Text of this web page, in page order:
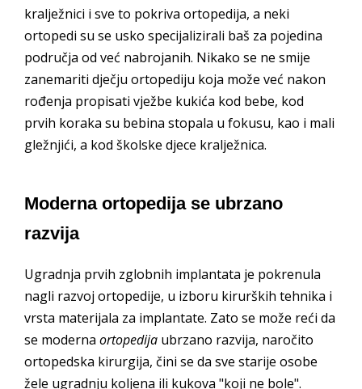
kralježnici i sve to pokriva ortopedija, a neki
ortopedi su se usko specijalizirali baš za pojedina
područja od već nabrojanih. Nikako se ne smije
zanemariti dječju ortopediju koja može već nakon
rođenja propisati vježbe kukića kod bebe, kod
prvih koraka su bebina stopala u fokusu, kao i mali
gležnjići, a kod školske djece kralježnica.
Moderna ortopedija se ubrzano
razvija
Ugradnja prvih zglobnih implantata je pokrenula
nagli razvoj ortopedije, u izboru kirurških tehnika i
vrsta materijala za implantate. Zato se može reći da
se moderna ortopedija ubrzano razvija, naročito
ortopedska kirurgija, čini se da sve starije osobe
žele ugradnju koljena ili kukova "koji ne bole".